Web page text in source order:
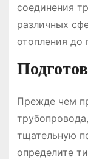
соединения
различных
отопления до
Прежде чем
тщательную
определите